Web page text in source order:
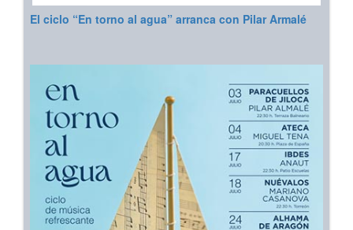
El ciclo “En torno al agua” arranca con Pilar Armalé